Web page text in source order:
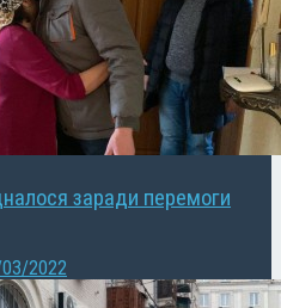
заради перемоги
2022